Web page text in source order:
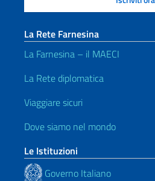
La Rete Farnesina
La Farnesina – il MAECI
La Rete diplomatica
Viaggiare sicuri
Dove siamo nel mondo
Le Istituzioni
Governo Italiano